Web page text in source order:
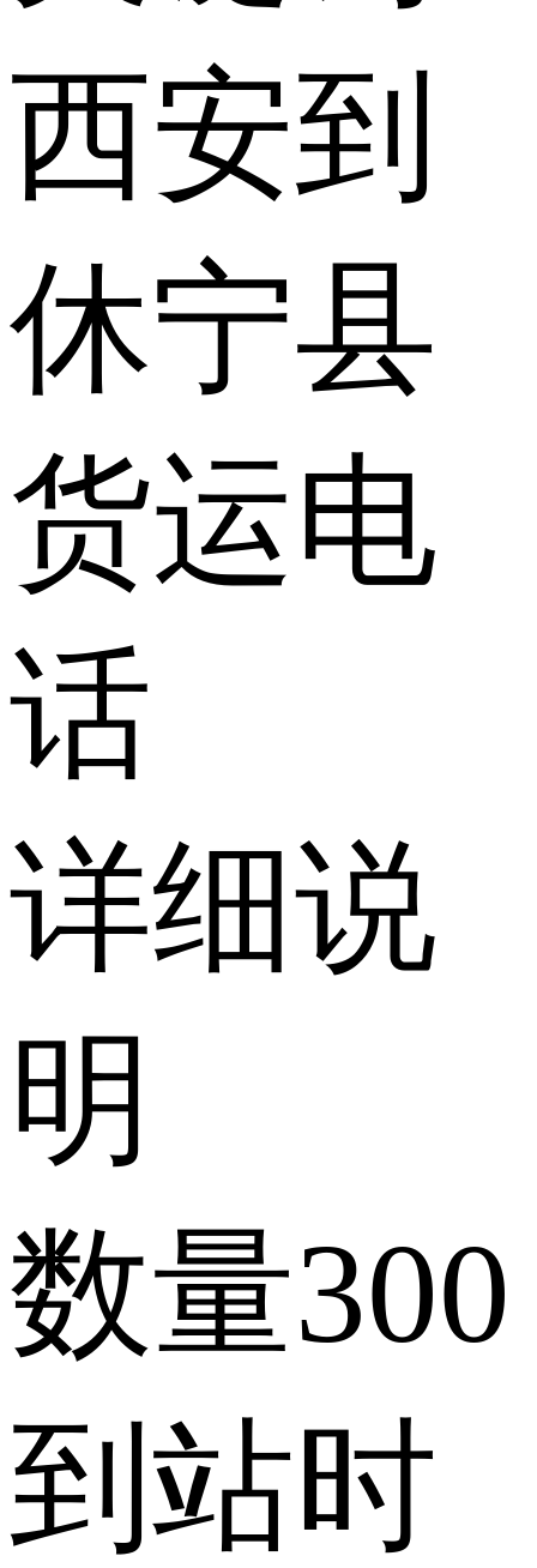
西安到
休宁县
货运电
话
详细说
明
数量300
到站时